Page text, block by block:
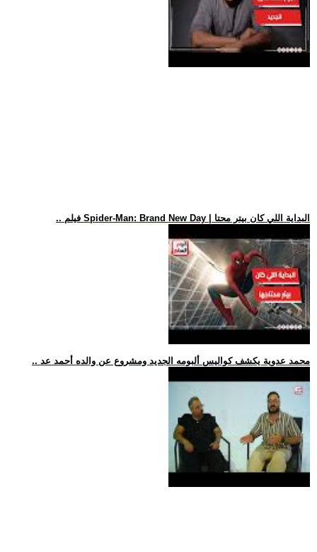
.. فيلم Spider-Man: Brand New Day | البداية اللي كان بيتر محتا
.. محمد عدوية يكشف كواليس ألبومه الجديد ومشروع عن والده أحمد عد